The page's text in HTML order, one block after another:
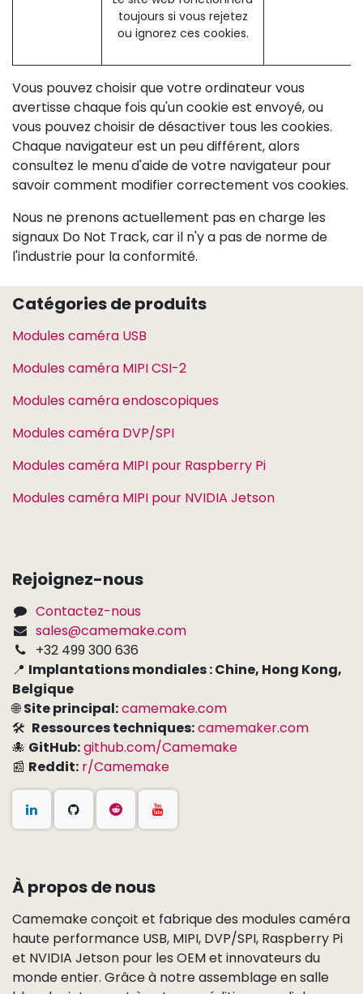
toujours si vous rejetez
ou ignorez ces cookies.
Vous pouvez choisir que votre ordinateur vous
avertisse chaque fois qu'un cookie est envoyé, ou
vous pouvez choisir de désactiver tous les cookies.
Chaque navigateur est un peu différent, alors
consultez le menu d'aide de votre navigateur pour
savoir comment modifier correctement vos cookies.
Nous ne prenons actuellement pas en charge les
signaux Do Not Track, car il n'y a pas de norme de
l'industrie pour la conformité.
Catégories de produits
Modules caméra USB
Modules caméra MIPI CSI-2
Modules caméra endoscopiques
Modules caméra DVP/SPI
Modules caméra MIPI pour Raspberry Pi
Modules caméra MIPI pour NVIDIA Jetson
Rejoignez-nous
Contactez-nous
sales@camemake.com
+32 499 300 636
📍 Implantations mondiales : Chine, Hong Kong,
Belgique
🌐Site principal:camemake.com
🛠 Ressources techniques:camemaker.com
🐙 GitHub:github.com/Camemake
📰 Reddit: r/Camemake
À propos de nous
Camemake conçoit et fabrique des modules caméra
haute performance USB, MIPI, DVP/SPI, Raspberry Pi
et NVIDIA Jetson pour les OEM et innovateurs du
monde entier. Grâce à notre assemblage en salle